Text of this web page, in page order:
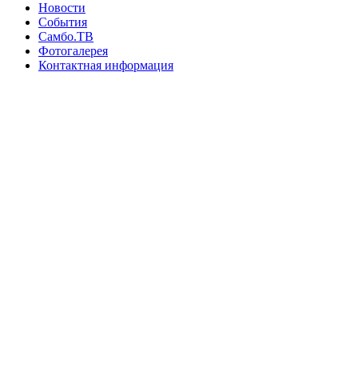
Новости
События
Самбо.ТВ
Фотогалерея
Контактная информация